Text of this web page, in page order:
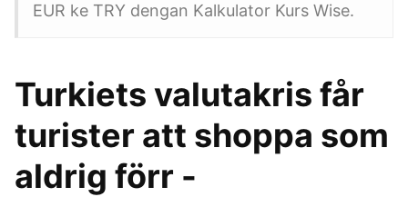
EUR ke TRY dengan Kalkulator Kurs Wise.
Turkiets valutakris får
turister att shoppa som
aldrig förr -